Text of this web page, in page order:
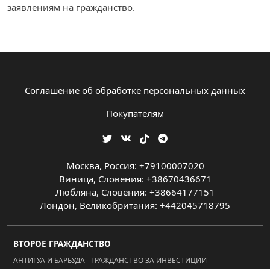
заявлениям на гражданство.
Соглашение об обработке персональных данных
Покупателям
Москва, Россия: +79100007020
Виница, Словения: +38670436671
Любляна, Словения: +38664177151
Лондон, Великобритания: +442045718795
ВТОРОЕ ГРАЖДАНСТВО
АНТИГУА И БАРБУДА - ГРАЖДАНСТВО ЗА ИНВЕСТИЦИИ